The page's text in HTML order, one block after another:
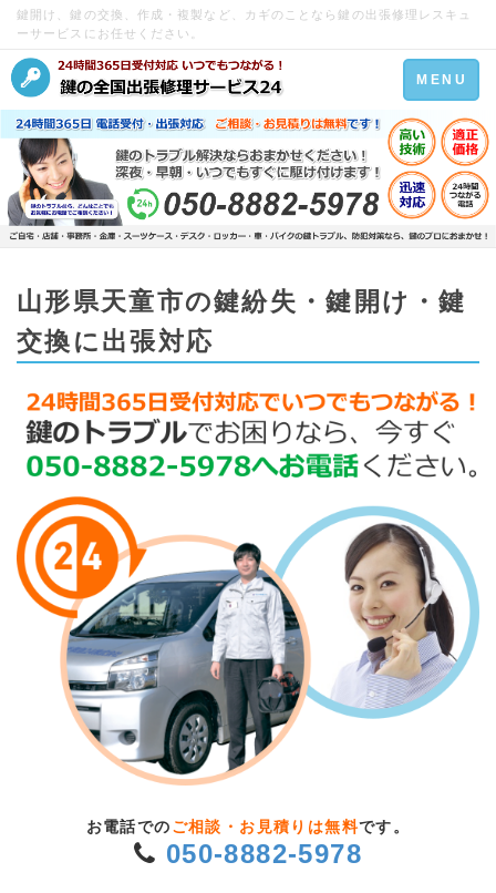
鍵開け、鍵の交換、作成・複製など、カギのことなら鍵の出張修理レスキュ
ーサービスにお任せください。
Toggle
navigation
MENU
山形県天童市の鍵紛失・鍵開け・鍵
交換に出張対応
お電話での ご相談・お見積りは無料です。
050-8882-5978